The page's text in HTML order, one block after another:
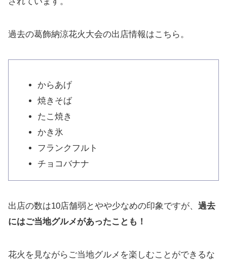
過去の葛飾納涼花火大会の出店情報はこちら。
からあげ
焼きそば
たこ焼き
かき氷
フランクフルト
チョコバナナ
出店の数は10店舗弱とやや少なめの印象ですが、 過去
にはご当地グルメがあったことも！
花火を見ながらご当地グルメを楽しむことができるな